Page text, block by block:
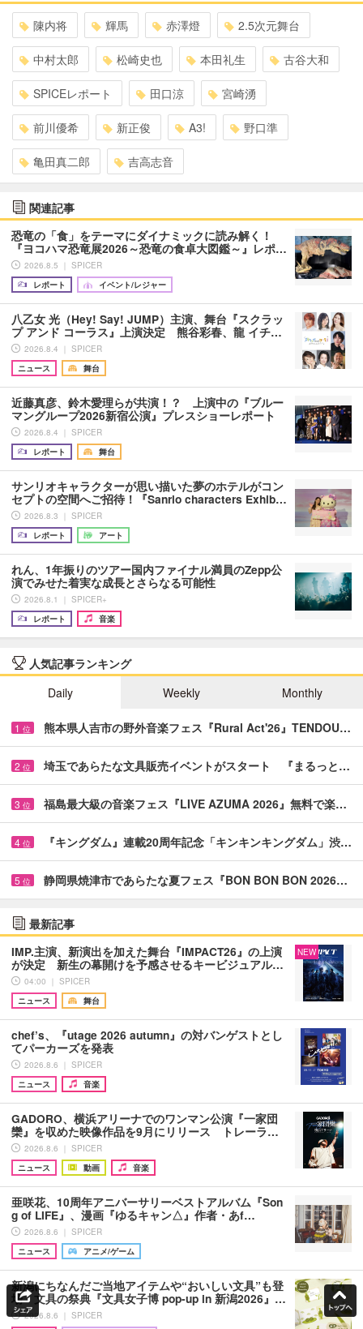
陳内将 輝馬 赤澤燈 2.5次元舞台
中村太郎 松崎史也 本田礼生 古谷大和
SPICEレポート 田口涼 宮崎湧
前川優希 新正俊 A3! 野口準
亀田真二郎 吉高志音
関連記事
恐竜の「食」をテーマにダイナミックに読み解く！
『ヨコハマ恐竜展2026～恐竜の食卓大図鑑～』レポ…
2026.8.5 ｜ SPICER
レポート
イベント/レジャー
八乙女 光（Hey! Say! JUMP）主演、舞台『スクラッ
プ アンド コーラス』上演決定 熊谷彩春、龍 イチ…
2026.8.4 ｜ SPICER
ニュース
舞台
近藤真彦、鈴木愛理らが共演！？ 上演中の『ブルー
マングループ2026新宿公演』プレスショーレポート
2026.8.4 ｜ SPICER
レポート
舞台
サンリオキャラクターが思い描いた夢のホテルがコン
セプトの空間へご招待！『Sanrio characters Exhib…
2026.8.3 ｜ SPICER
レポート
アート
れん、1年振りのツアー国内ファイナル満員のZepp公
演でみせた着実な成長とさらなる可能性
2026.8.1 ｜ SPICER+
レポート
音楽
人気記事ランキング
Daily
Weekly Monthly
1 位 熊本県人吉市の野外音楽フェス『Rural Act'26』TENDOU…
2 位 埼玉であらたな文具販売イベントがスタート 『まるっと…
3 位 福島最大級の音楽フェス『LIVE AZUMA 2026』無料で楽…
4 位 『キングダム』連載20周年記念「キンキンキングダム」渋…
5 位 静岡県焼津市であらたな夏フェス『BON BON BON 2026…
最新記事
IMP.主演、新演出を加えた舞台『IMPACT26』の上演
が決定 新生の幕開けを予感させるキービジュアル…
04:00 ｜ SPICER
ニュース
舞台
NEW
chef’s、『utage 2026 autumn』の対バンゲストとし
てパーカーズを発表
2026.8.6 ｜ SPICER
ニュース
音楽
GADORO、横浜アリーナでのワンマン公演『一家団
欒』を収めた映像作品を9月にリリース トレーラ…
2026.8.6 ｜ SPICER
ニュース
動画 音楽
亜咲花、10周年アニバーサリーベストアルバム『Son
g of LIFE』、漫画『ゆるキャン△』作者・あf…
2026.8.6 ｜ SPICER
ニュース
アニメ/ゲーム
新潟にちなんだご当地アイテムや“おいしい文具”も登
場 文具の祭典『文具女子博 pop-up in 新潟2026』…
2026.8.6 ｜ SPICER